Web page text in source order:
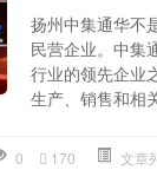
扬州中集通华不
民营企业。中集
行业的领先企业
生产、销售和相
0 170 文章